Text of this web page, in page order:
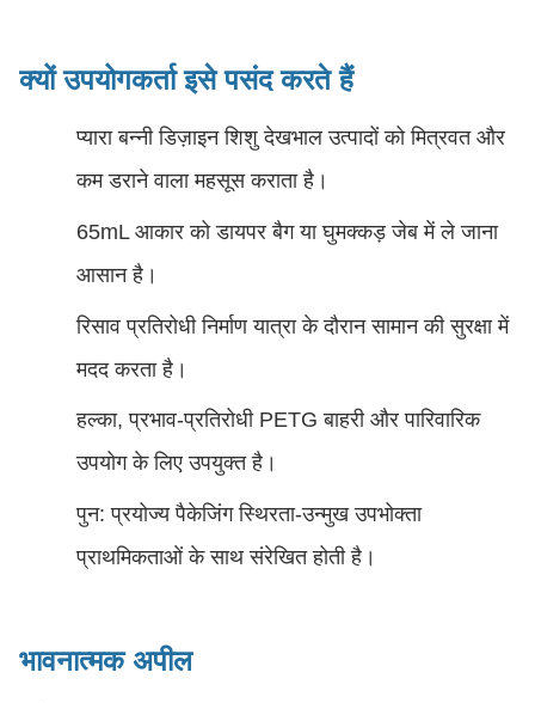
क्यों उपयोगकर्ता इसे पसंद करते हैं
प्यारा बन्नी डिज़ाइन शिशु देखभाल उत्पादों को मित्रवत और
कम डराने वाला महसूस कराता है।
65mL आकार को डायपर बैग या घुमक्कड़ जेब में ले जाना
आसान है।
रिसाव प्रतिरोधी निर्माण यात्रा के दौरान सामान की सुरक्षा में
मदद करता है।
हल्का, प्रभाव-प्रतिरोधी PETG बाहरी और पारिवारिक
उपयोग के लिए उपयुक्त है।
पुन: प्रयोज्य पैकेजिंग स्थिरता-उन्मुख उपभोक्ता
प्राथमिकताओं के साथ संरेखित होती है।
भावनात्मक अपील